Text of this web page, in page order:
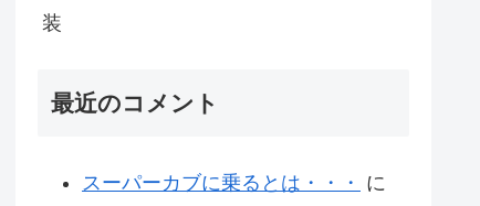
装
最近のコメント
スーパーカブに乗るとは・・・
に